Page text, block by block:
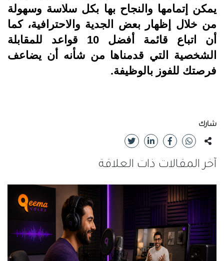
يمكن إتمامها والنجاح بها بكل سلاسة وسهولة
من خلال إظهار بعض الجدية والاحترافية، كما
أن اتباع قائمة أفضل 10 قواعد للمقابلة
الشخصية التي قدمناها من شأنه أن يضاعف
فرصتك للفوز بالوظيفة.
شارك
آخر المقالات ذات العلاقة